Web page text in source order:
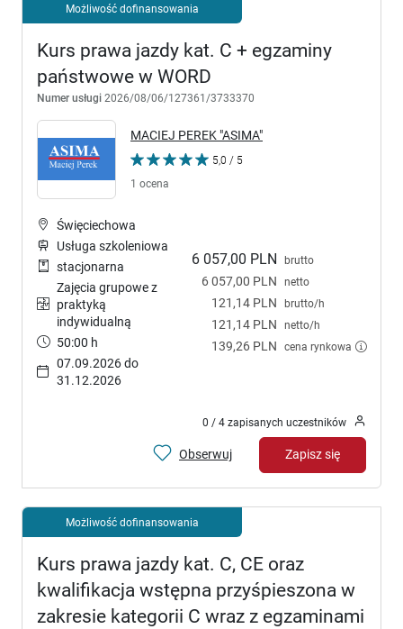
Możliwość dofinansowania
Kurs prawa jazdy kat. C + egzaminy
państwowe w WORD
Numer usługi 2026/08/06/127361/3733370
MACIEJ PEREK "ASIMA"
5,0 / 5
1 ocena
6 057,00 PLN brutto
6 057,00 PLN netto
121,14 PLN brutto/h
121,14 PLN netto/h
139,26 PLN cena rynkowa
Święciechowa
Usługa szkoleniowa
stacjonarna
Zajęcia grupowe z
praktyką
indywidualną
50:00 h
07.09.2026 do
31.12.2026
0 / 4 zapisanych uczestników
Obserwuj Zapisz się
Możliwość dofinansowania
Kurs prawa jazdy kat. C, CE oraz
kwalifikacja wstępna przyśpieszona w
zakresie kategorii C wraz z egzaminami